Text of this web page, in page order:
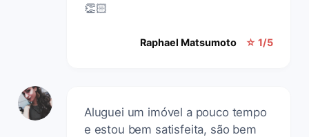
👏🏻
Raphael Matsumoto ☆ 1/5
Aluguei um imóvel a pouco tempo
e estou bem satisfeita, são bem